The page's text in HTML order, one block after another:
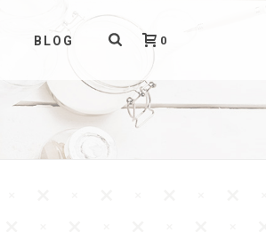
BLOG 0